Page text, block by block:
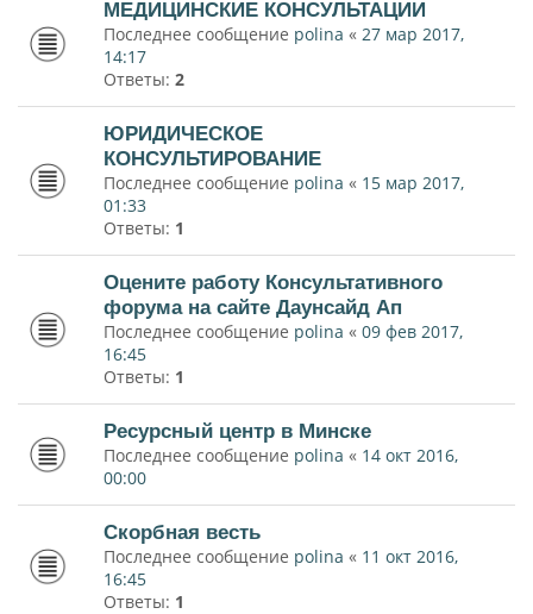
МЕДИЦИНСКИЕ КОНСУЛЬТАЦИИ
Последнее сообщение polina « 27 мар 2017,
14:17
Ответы: 2
ЮРИДИЧЕСКОЕ
КОНСУЛЬТИРОВАНИЕ
Последнее сообщение polina « 15 мар 2017,
01:33
Ответы: 1
Оцените работу Консультативного
форума на сайте Даунсайд Ап
Последнее сообщение polina « 09 фев 2017,
16:45
Ответы: 1
Ресурсный центр в Минске
Последнее сообщение polina « 14 окт 2016,
00:00
Скорбная весть
Последнее сообщение polina « 11 окт 2016,
16:45
Ответы: 1